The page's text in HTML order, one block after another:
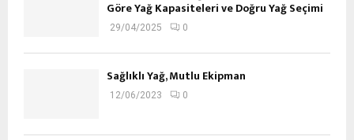
Göre Yağ Kapasiteleri ve Doğru Yağ Seçimi
29/04/2025 0
Sağlıklı Yağ, Mutlu Ekipman
12/06/2023 0